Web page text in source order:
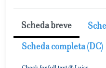
Scheda breve
Scheda completa (DC)